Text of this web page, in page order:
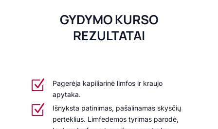
GYDYMO KURSO
REZULTATAI
Z
Pagerėja kapiliarinė limfos ir kraujo
apytaka.
Z
Išnyksta patinimas, pašalinamas skysčių
perteklius. Limfedemos tyrimas parodė,